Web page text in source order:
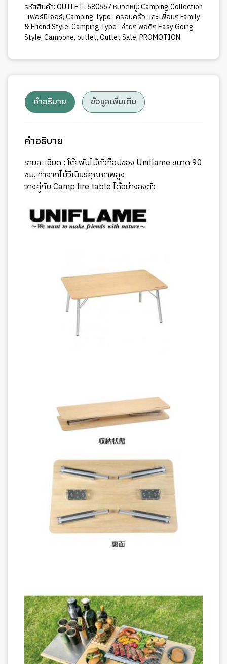
รหัสสินค้า:OUTLET- 680667หมวดหมู่:Camping Collection
: เฟอร์นิเจอร์,Camping Type : ครอบคร้ว และเพื่อนๆ Family
& Friend Style,Camping Type : ง่ายๆ พอดีๆ Easy Going
Style,Campone,outlet,Outlet Sale,PROMOTION
คำอธิบาย ข้อมูลเพิ่มเติม
คำอธิบาย
รายละเอียด : โต๊ะพับไม้ตัวท็อปของ Uniflame ขนาด 90
ซม. ทำจากไม้วีเนียร์คุณภาพสูง
วางคู่กับ Camp fire table ได้อย่างลงตัว